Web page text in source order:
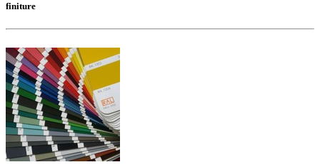
finiture